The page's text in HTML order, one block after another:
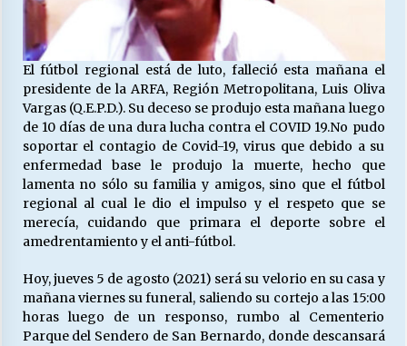
23/06/2026
VOLVER A SER ALTERNATIVA
16/06/2026
MUNICIPALIDADES, HONORARIOS, DESPIDOS
28/05/2026
Releyendo la Rerum Novarum a 135 años. “La
16/05/2026
S.O.S. a los ricos, Save Our Souls (Salvar
Nuestras Almas)
El fútbol regional está de luto, falleció esta mañana el
presidente de la ARFA, Región Metropolitana, Luis Oliva
Vargas (Q.E.P.D.). Su deceso se produjo esta mañana luego
de 10 días de una dura lucha contra el COVID 19.No pudo
soportar el contagio de Covid-19, virus que debido a su
enfermedad base le produjo la muerte, hecho que
lamenta no sólo su familia y amigos, sino que el fútbol
regional al cual le dio el impulso y el respeto que se
merecía, cuidando que primara el deporte sobre el
amedrentamiento y el anti-fútbol.
Hoy, jueves 5 de agosto (2021) será su velorio en su casa y
mañana viernes su funeral, saliendo su cortejo a las 15:00
horas luego de un responso, rumbo al Cementerio
Parque del Sendero de San Bernardo, donde descansará